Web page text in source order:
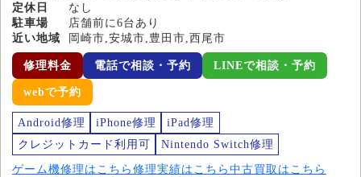
定休日
なし
駐車場
店舗前に6台あり
近い地域
岡崎市,安城市,豊田市,西尾市
修理料金 電話で相談・予約 LINEで相談・予約
webで予約
Android修理 iPhone修理
iPad修理
クレジットカード利用可
Nintendo Switch修理
ゲーム機修理はこちら 修理実績はこちら 中古買取はこちら